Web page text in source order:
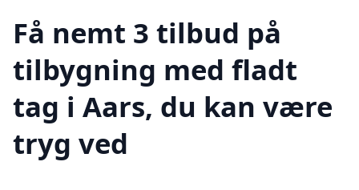
Få nemt 3 tilbud på
tilbygning med fladt
tag i Aars, du kan være
tryg ved